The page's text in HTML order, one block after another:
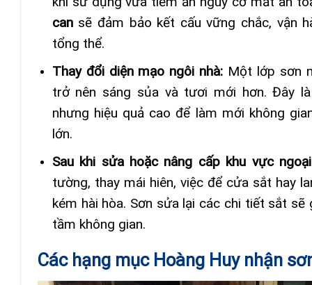
cansẽ đảm bảo kết cấu vững chắc, vận
tổng thể.
Thay đổi diện mạo ngôi nhà: Một lớp sơn
trở nên sáng sủa và tươi mới hơn. Đây
nhưng hiệu quả cao để làm mới không
lớn.
Sau khi sửa hoặc nâng cấp khu vực
tường, thay mái hiên, việc để cửa sắt hay
kém hài hòa. Sơn sửa lại các chi tiết sắt
tầm không gian.
Các hạng mục Hoàng Huy nhận